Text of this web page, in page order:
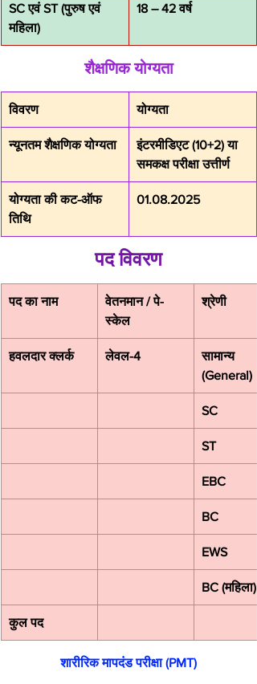
SC एवं ST (पुरुष एवं
महिला)
18 – 42 वर्ष
शैक्षणिक योग्यता
विवरण योग्यता
न्यूनतम शैक्षणिक योग्यता
इंटरमीडिएट (10+2) या
समकक्ष परीक्षा उत्तीर्ण
योग्यता की कट-ऑफ
तिथि
01.08.2025
पद विवरण
पद का नाम
वेतनमान / पे-
स्केल
श्रेणी
हवलदार क्लर्क लेवल-4
सामान्य
(General)
SC
ST
EBC
BC
EWS
BC (महिला)
कुल पद
शारीरिक मापदंड परीक्षा (PMT)